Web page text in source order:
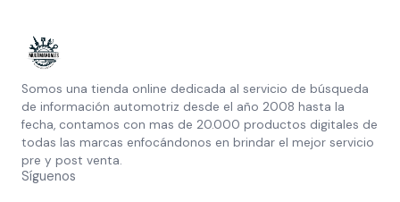
Somos una tienda online dedicada al servicio de búsqueda
de información automotriz desde el año 2008 hasta la
fecha, contamos con mas de 20.000 productos digitales de
todas las marcas enfocándonos en brindar el mejor servicio
pre y post venta.
Síguenos